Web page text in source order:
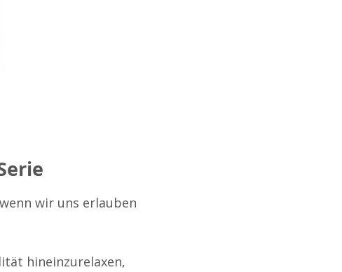
wir uns erlauben
hineinzurelaxen,